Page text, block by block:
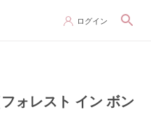
ログイン
ォレスト イン ボン